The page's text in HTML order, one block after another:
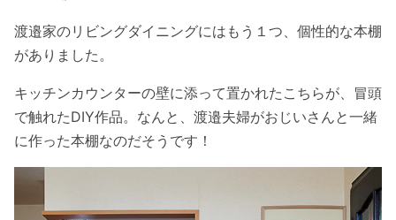
渡邉家のリビングダイニングにはもう１つ、個性的な本棚
がありました。
キッチンカウンターの壁に添って置かれたこちらが、冒頭
で触れたDIY作品。なんと、渡邉夫婦がおじいさんと一緒
に作った本棚なのだそうです！